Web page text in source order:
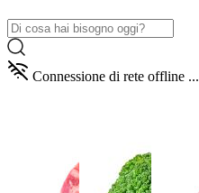
Connessione di rete offline ...